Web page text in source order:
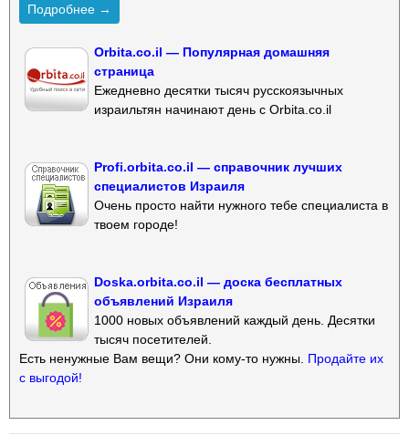
Подробнее →
Orbita.co.il — Популярная домашняя
страница
Ежедневно десятки тысяч русскоязычных
израильтян начинают день с Orbita.co.il
Profi.orbita.co.il — справочник лучших
специалистов Израиля
Очень просто найти нужного тебе специалиста в
твоем городе!
Doska.orbita.co.il — доска бесплатных
объявлений Израиля
1000 новых объявлений каждый день. Десятки
тысяч посетителей.
Есть ненужные Вам вещи? Они кому-то нужны. Продайте их
с выгодой!